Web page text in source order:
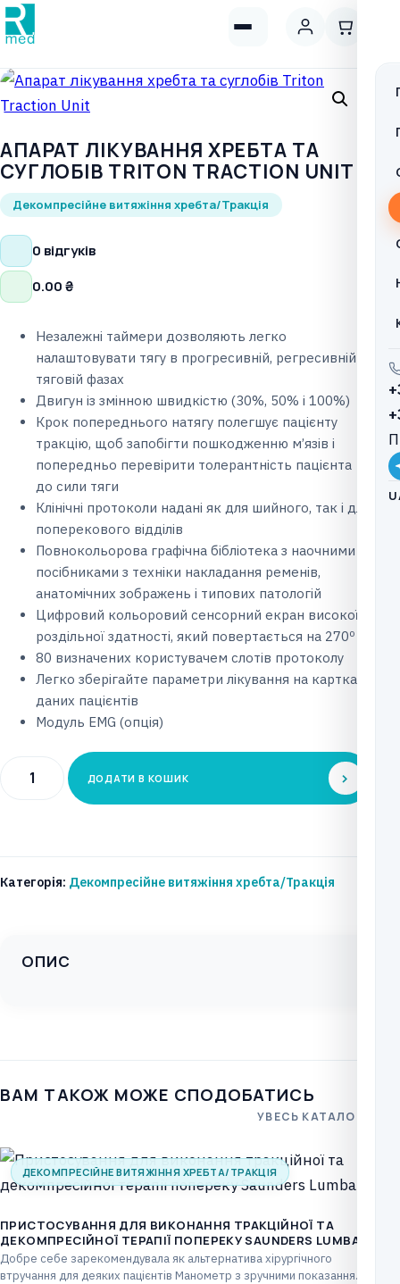
АПАРАТ ЛІКУВАННЯ ХРЕБТА ТА
СУГЛОБІВ TRITON TRACTION UNIT
Декомпресійне витяжіння хребта/Тракція
0 відгуків
0.00₴
Незалежні таймери дозволяють легко
налаштовувати тягу в прогресивній, регресивній і
тяговій фазах
Двигун із змінною швидкістю (30%, 50% і 100%)
Крок попереднього натягу полегшує пацієнту
тракцію, щоб запобігти пошкодженню м’язів і
попередньо перевірити толерантність пацієнта
до сили тяги
Клінічні протоколи надані як для шийного, так і для
поперекового відділів
Повнокольорова графічна бібліотека з наочними
посібниками з техніки накладання ременів,
анатомічних зображень і типових патологій
Цифровий кольоровий сенсорний екран високої
роздільної здатності, який повертається на 270º
80 визначених користувачем слотів протоколу
Легко зберігайте параметри лікування на картках
даних пацієнтів
Модуль EMG (опція)
Апарат
лікування
Triton
кількість
ДОДАТИ В КОШИК
Категорія: Декомпресійне витяжіння хребта/Тракція
ОПИС
ВАМ ТАКОЖ МОЖЕ СПОДОБАТИСЬ
УВЕСЬ КАТАЛОГ
ДЕКОМПРЕСІЙНЕ ВИТЯЖІННЯ ХРЕБТА/ТРАКЦІЯ
ПРИСТОСУВАННЯ ДЛЯ ВИКОНАННЯ ТРАКЦІЙНОЇ ТА
ДЕКОМПРЕСІЙНОЇ ТЕРАПІЇ ПОПЕРЕКУ SAUNDERS LUMBAR
Добре себе зарекомендувала як альтернатива хірургічного
втручання для деяких пацієнтів Манометр з зручними показаннями